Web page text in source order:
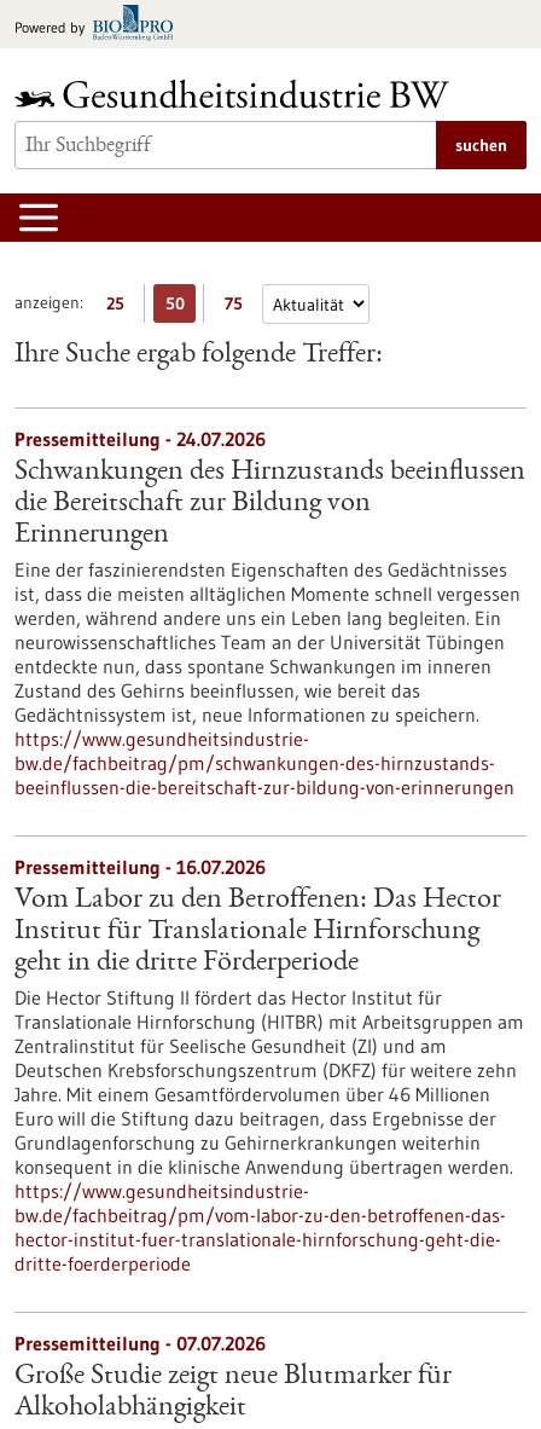
Inhalt
Powered by
suchen
anzeigen: 25 50 75
Ihre Suche ergab folgende Treffer:
Pressemitteilung - 24.07.2026
Schwankungen des Hirnzustands beeinflussen
die Bereitschaft zur Bildung von
Erinnerungen
Eine der faszinierendsten Eigenschaften des Gedächtnisses
ist, dass die meisten alltäglichen Momente schnell vergessen
werden, während andere uns ein Leben lang begleiten. Ein
neurowissenschaftliches Team an der Universität Tübingen
entdeckte nun, dass spontane Schwankungen im inneren
Zustand des Gehirns beeinflussen, wie bereit das
Gedächtnissystem ist, neue Informationen zu speichern.
https://www.gesundheitsindustrie-
bw.de/fachbeitrag/pm/schwankungen-des-hirnzustands-
beeinflussen-die-bereitschaft-zur-bildung-von-erinnerungen
Pressemitteilung - 16.07.2026
Vom Labor zu den Betroffenen: Das Hector
Institut für Translationale Hirnforschung
geht in die dritte Förderperiode
Die Hector Stiftung II fördert das Hector Institut für
Translationale Hirnforschung (HITBR) mit Arbeitsgruppen am
Zentralinstitut für Seelische Gesundheit (ZI) und am
Deutschen Krebsforschungszentrum (DKFZ) für weitere zehn
Jahre. Mit einem Gesamtfördervolumen über 46 Millionen
Euro will die Stiftung dazu beitragen, dass Ergebnisse der
Grundlagenforschung zu Gehirnerkrankungen weiterhin
konsequent in die klinische Anwendung übertragen werden.
https://www.gesundheitsindustrie-
bw.de/fachbeitrag/pm/vom-labor-zu-den-betroffenen-das-
hector-institut-fuer-translationale-hirnforschung-geht-die-
dritte-foerderperiode
Pressemitteilung - 07.07.2026
Große Studie zeigt neue Blutmarker für
Alkoholabhängigkeit